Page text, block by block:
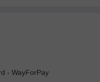
- WayForPay